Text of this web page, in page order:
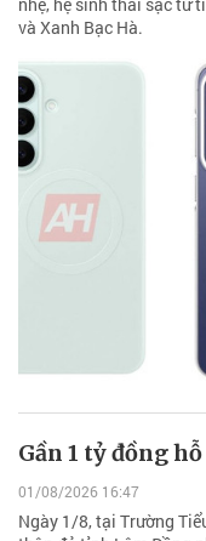
và Xanh Bạc Hà.
Gần 1 tỷ đồng
01/08/2026 16:47
Ngày 1/8, tại Trường